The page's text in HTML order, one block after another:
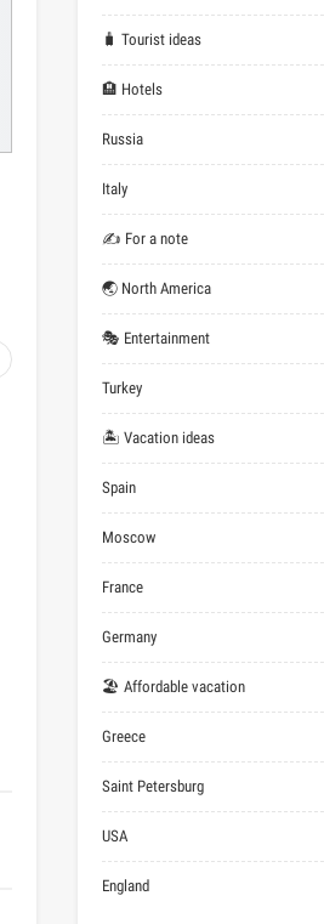
🧳 Tourist ideas
🏨 Hotels
Russia
Italy
✍ For a note
🌏 North America
🎭 Entertainment
Turkey
🏝 Vacation ideas
Spain
Moscow
France
Germany
🏖 Affordable vacation
Greece
Saint Petersburg
USA
England